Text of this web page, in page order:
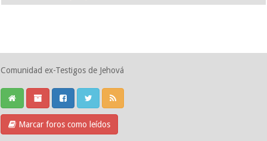
Comunidad ex-Testigos de Jehová
Marcar foros como leídos